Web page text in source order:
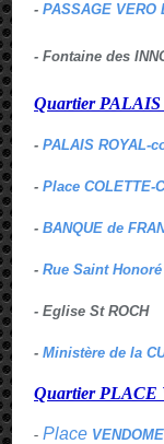
- PASSAGE VERO
- Fontaine des
Quartier PALAIS
- PALAIS ROYAL-
- Place COLETTE-
- BANQUE de
- Rue Saint Honoré
- Eglise St ROCH
- Ministère de la
Quartier PLACE
- Place VENDOME